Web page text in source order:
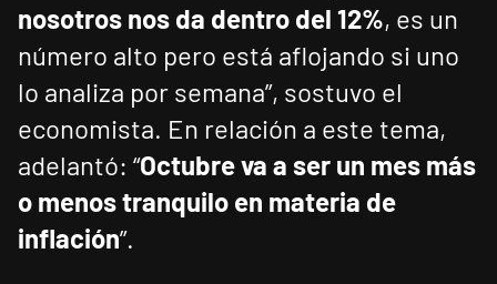
nosotros nos da dentro del 12%, es un
número alto pero está aflojando si uno
lo analiza por semana”, sostuvo el
economista. En relación a este tema,
adelantó: “Octubre va a ser un mes más
o menos tranquilo en materia de
inflación”.